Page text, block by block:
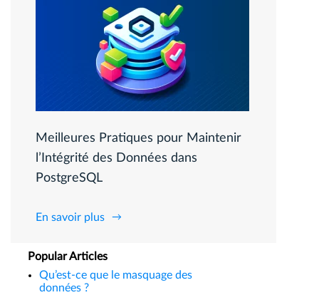
Meilleures Pratiques pour Maintenir
l’Intégrité des Données dans
PostgreSQL
En savoir plus
Popular Articles
Qu’est-ce que le masquage des
données ?